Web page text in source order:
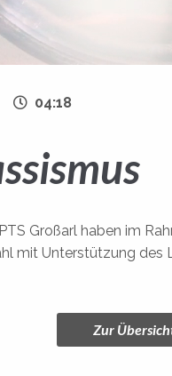
Großarl haben im
mit Unterstützung des
Zur
04:18